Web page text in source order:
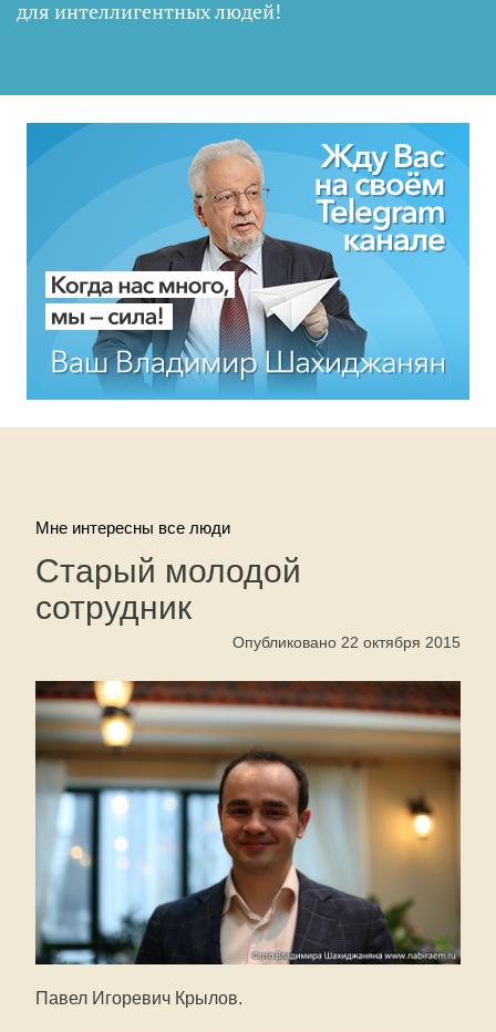
для интеллигентных людей!
Мне интересны все люди
Старый молодой
сотрудник
Опубликовано 22 октября 2015
Павел Игоревич Крылов.